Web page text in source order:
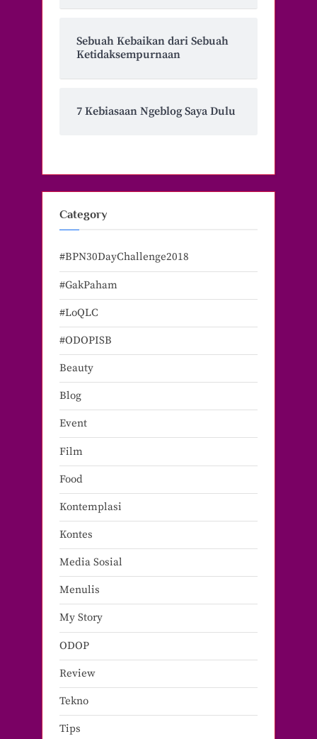
Sebuah Kebaikan dari Sebuah
Ketidaksempurnaan
7 Kebiasaan Ngeblog Saya Dulu
Category
#BPN30DayChallenge2018
#GakPaham
#LoQLC
#ODOPISB
Beauty
Blog
Event
Film
Food
Kontemplasi
Kontes
Media Sosial
Menulis
My Story
ODOP
Review
Tekno
Tips